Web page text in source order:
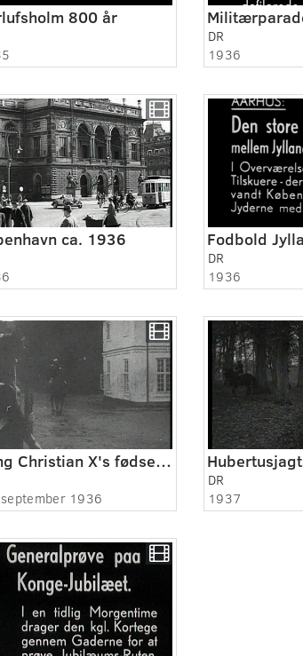
800 år
DR
1936
ca. 1936
DR
1936
Kong Christian X's fødselsdag
1936
Hubertusjagt
DR
1937